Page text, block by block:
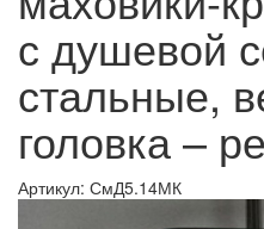
с душевой
стальные,
головка –
Артикул: СмД5.14МК